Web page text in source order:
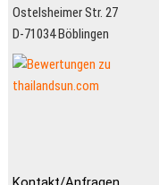
Ostelsheimer Str. 27
D-71034 Böblingen